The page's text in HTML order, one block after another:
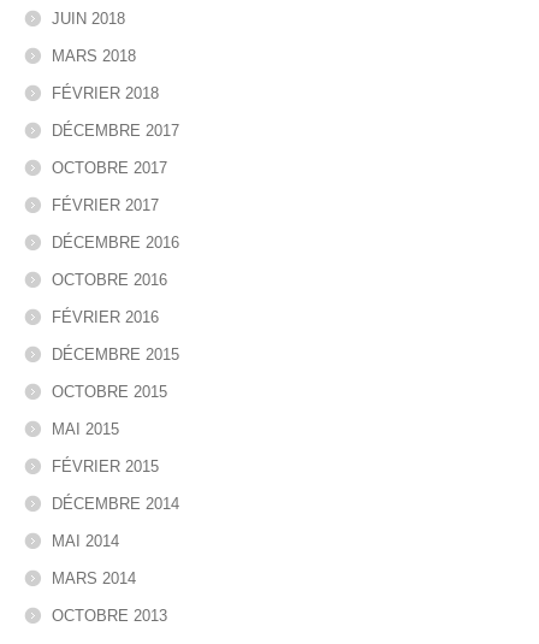
JUIN 2018
MARS 2018
FÉVRIER 2018
DÉCEMBRE 2017
OCTOBRE 2017
FÉVRIER 2017
DÉCEMBRE 2016
OCTOBRE 2016
FÉVRIER 2016
DÉCEMBRE 2015
OCTOBRE 2015
MAI 2015
FÉVRIER 2015
DÉCEMBRE 2014
MAI 2014
MARS 2014
OCTOBRE 2013